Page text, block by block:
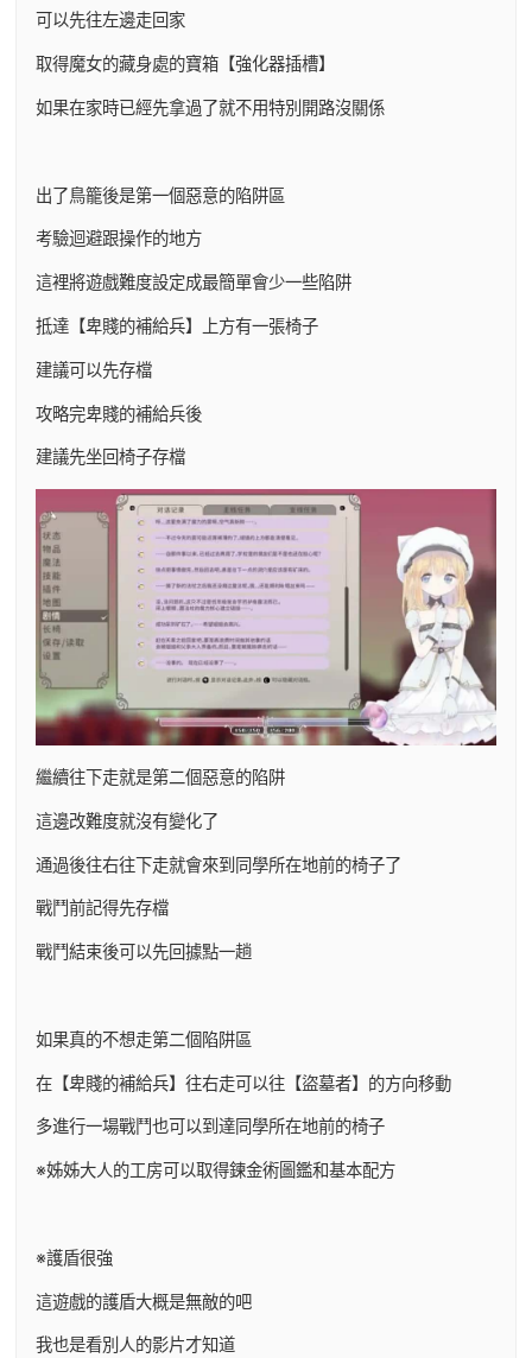
可以先往左邊走回家
取得魔女的藏身處的寶箱【強化器插槽】
如果在家時已經先拿過了就不用特別開路沒關係
出了鳥籠後是第一個惡意的陷阱區
考驗迴避跟操作的地方
這裡將遊戲難度設定成最簡單會少一些陷阱
抵達【卑賤的補給兵】上方有一張椅子
建議可以先存檔
攻略完卑賤的補給兵後
建議先坐回椅子存檔
繼續往下走就是第二個惡意的陷阱
這邊改難度就沒有變化了
通過後往右往下走就會來到同學所在地前的椅子了
戰鬥前記得先存檔
戰鬥結束後可以先回據點一趟
如果真的不想走第二個陷阱區
在【卑賤的補給兵】往右走可以往【盜墓者】的方向移動
多進行一場戰鬥也可以到達同學所在地前的椅子
※姊姊大人的工房可以取得鍊金術圖鑑和基本配方
※護盾很強
這遊戲的護盾大概是無敵的吧
我也是看別人的影片才知道